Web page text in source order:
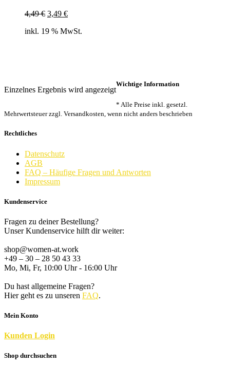
4,49€ Ursprünglicher
war:
3,49 €Aktueller
ist:
inkl. 19 % MwSt.
Einzelnes Ergebnis wird angezeigt
Wichtige Information
* Alle Preise inkl. gesetzl.
Mehrwertsteuer zzgl. Versandkosten, wenn nicht anders beschrieben
Rechtliches
Datenschutz
AGB
FAQ – Häufige Fragen und Antworten
Impressum
Kundenservice
Fragen zu deiner Bestellung?
Unser Kundenservice hilft dir weiter:
shop@women-at.work
+49 – 30 – 28 50 43 33
Mo, Mi, Fr, 10:00 Uhr - 16:00 Uhr
Du hast allgemeine Fragen?
Hier geht es zu unseren FAQ.
Mein Konto
Kunden Login
Shop durchsuchen